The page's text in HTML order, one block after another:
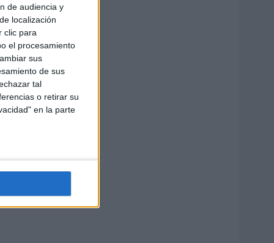
de audiencia y
localización
clic para
el procesamiento
sus
de sus
tal
o retirar su
en la parte